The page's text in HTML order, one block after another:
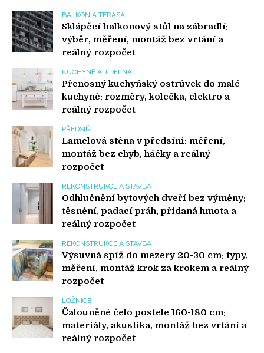
BALKON A TERASA
Sklápěcí balkonový stůl na zábradlí:
výběr, měření, montáž bez vrtání a
reálný rozpočet
KUCHYNĚ A JÍDELNA
Přenosný kuchyňský ostrůvek do malé
kuchyně: rozměry, kolečka, elektro a
reálný rozpočet
PŘEDSÍŇ
Lamelová stěna v předsíni: měření,
montáž bez chyb, háčky a reálný
rozpočet
REKONSTRUKCE A STAVBA
Odhlučnění bytových dveří bez výměny:
těsnění, padací práh, přidaná hmota a
reálný rozpočet
REKONSTRUKCE A STAVBA
Výsuvná spíž do mezery 20-30 cm: typy,
měření, montáž krok za krokem a reálný
rozpočet
LOŽNICE
Čalouněné čelo postele 160-180 cm:
materiály, akustika, montáž bez vrtání a
reálný rozpočet